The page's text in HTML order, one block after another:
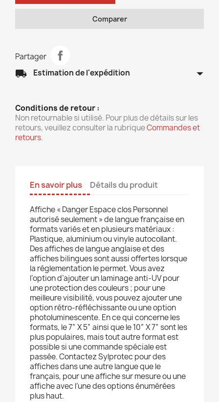
Comparer
Partager
local_shipping Estimation de l'expédition arrow_drop_down
Conditions de retour :
Non retournable si utilisé. Pour plus de détails sur les
retours, veuillez consulter la rubriqueCommandes et
retours.
En savoir plus Détails du produit
Affiche « Danger Espace clos Personnel
autorisé seulement » de langue française en
formats variés et en plusieurs matériaux :
Plastique, aluminium ou vinyle autocollant.
Des affiches de langue anglaise et des
affiches bilingues sont aussi offertes lorsque
la réglementation le permet. Vous avez
l’option d’ajouter un laminage anti-UV pour
une protection des couleurs ; pour une
meilleure visibilité, vous pouvez ajouter une
option rétro-réfléchissante ou une option
photoluminescente. En ce qui concerne les
formats, le 7” X 5” ainsi que le 10” X 7” sont les
plus populaires, mais tout autre format est
possible si une commande spéciale est
passée. Contactez Sylprotec pour des
affiches dans une autre langue que le
français, pour une affiche sur mesure ou une
affiche avec l’une des options énumérées
plus haut.